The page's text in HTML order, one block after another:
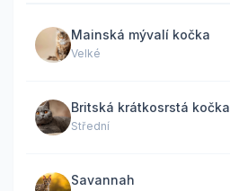
Mainská mývalí kočka
Velké
Britská krátkosrstá kočka
Střední
Savannah